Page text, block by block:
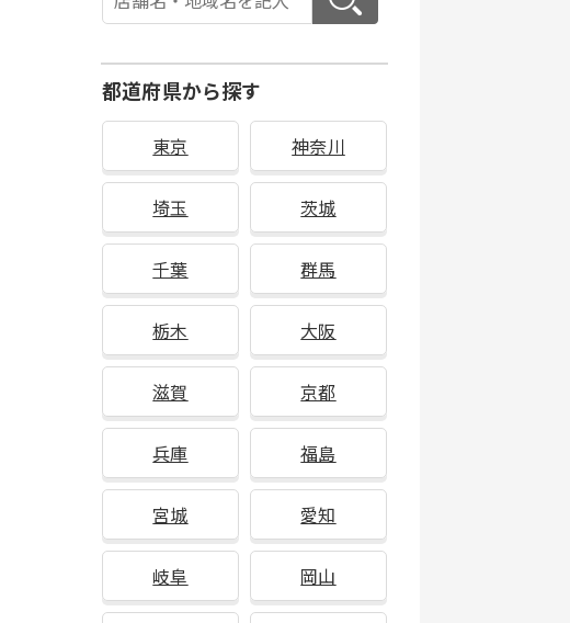
都道府県から探す
東京 神奈川
埼玉 茨城
千葉 群馬
栃木 大阪
滋賀 京都
兵庫 福島
宮城 愛知
岐阜 岡山